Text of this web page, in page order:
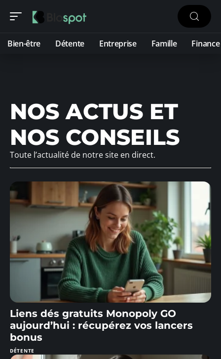
Bien-être Détente Entreprise Famille Finance
NOS ACTUS ET
NOS CONSEILS
Toute l’actualité de notre site en direct.
Liens dés gratuits Monopoly GO
aujourd’hui : récupérez vos lancers
bonus
DÉTENTE